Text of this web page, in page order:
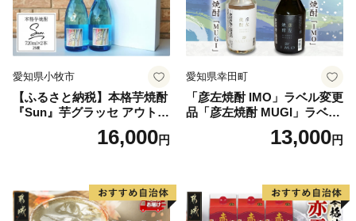
愛知県小牧市
【ふるさと納税】本格芋焼酎
『Sun』芋グラッセ アウトド
ア ソロキャンプ ベランピン
グ 巣ごもり 就労支援16,000円
愛知県幸田町
「彦左焼酎 IMO」ラベル変更
品「彦左焼酎 MUGI」ラベル
変更品 飲み比べ セット 合計
2本 720ml×各1本 25度 焼酎
13,000円